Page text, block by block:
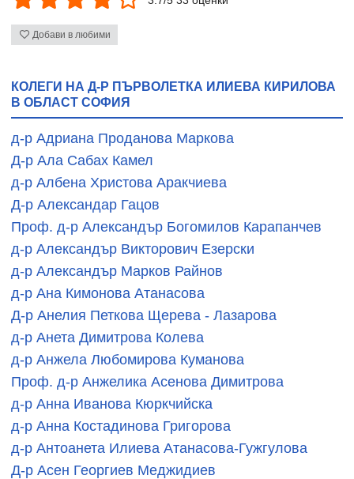
Добави в любими
КОЛЕГИ НА Д-Р ПЪРВОЛЕТКА ИЛИЕВА КИРИЛОВА
В ОБЛАСТ СОФИЯ
д-р Адриана Проданова Маркова
Д-р Ала Сабах Камел
д-р Албена Христова Аракчиева
Д-р Александар Гацов
Проф. д-р Александър Богомилов Карапанчев
д-р Александър Викторович Езерски
д-р Александър Марков Райнов
д-р Ана Кимонова Атанасова
Д-р Анелия Петкова Щерева - Лазарова
д-р Анета Димитрова Колева
д-р Анжела Любомирова Куманова
Проф. д-р Анжелика Асенова Димитрова
д-р Анна Иванова Кюркчийска
д-р Анна Костадинова Григорова
д-р Антоанета Илиева Атанасова-Гужгулова
Д-р Асен Георгиев Меджидиев